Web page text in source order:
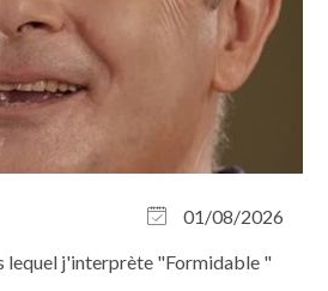
01/08/2026
lequel j'interprète "Formidable "